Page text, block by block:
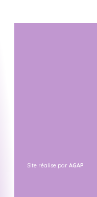
Site réalise parAGAP